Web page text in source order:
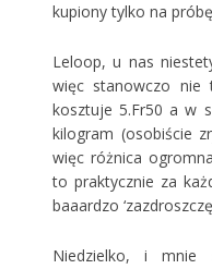
kupiony tylko na
Leloop, u nas
więc stanowczo nie
kosztuje 5.Fr50 a w
kilogram (osobiście
więc różnica
to praktycznie za
baaardzo
Niedzielko, i mnie